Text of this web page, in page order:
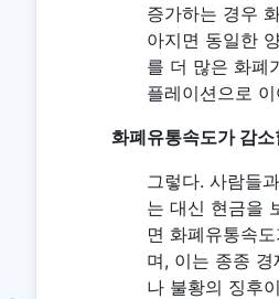
증가하는 경우
아지면 동일한
를 더 많은 화폐
플레이션으로
화폐유통속도가 감
그렇다. 사람들
는 대신 현금을
면 화폐유통속
며, 이는 종종
나 불황의 징후